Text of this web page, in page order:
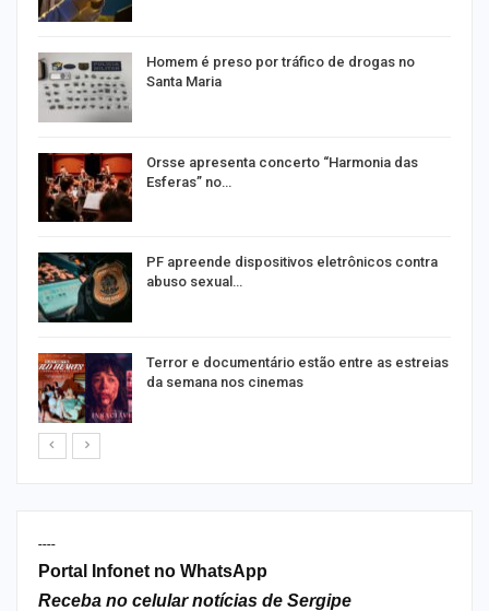
Homem é preso por tráfico de drogas no
Santa Maria
Orsse apresenta concerto “Harmonia das
Esferas” no…
PF apreende dispositivos eletrônicos contra
abuso sexual…
Terror e documentário estão entre as estreias
da semana nos cinemas
----
Portal Infonet no WhatsApp
Receba no celular notícias de Sergipe